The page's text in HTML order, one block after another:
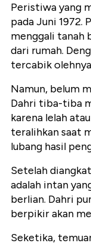
Peristiwa yang
pada Juni 1972.
menggali tanah
dari rumah.
tercabik
Namun, belum
Dahri tiba-tiba
karena lelah
teralihkan saat
lubang hasil
Setelah
adalah intan
berlian. Dahri
berpikir akan
Seketika,